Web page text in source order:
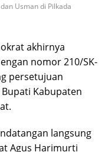
Usman di Pilkada
akhirnya
nomor 210/SK-
persetujuan
Kabupaten
langsung
Agus Harimurti